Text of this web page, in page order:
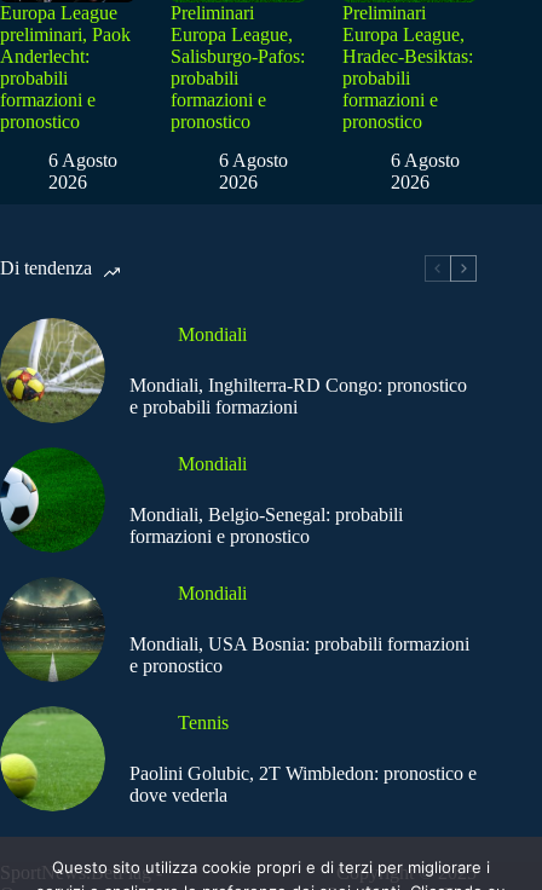
Europa League
preliminari, Paok
Anderlecht:
probabili
formazioni e
pronostico
6 Agosto
2026
Preliminari
Europa League,
Salisburgo-Pafos:
probabili
formazioni e
pronostico
6 Agosto
2026
Preliminari
Europa League,
Hradec-Besiktas:
probabili
formazioni e
pronostico
6 Agosto
2026
Di tendenza
Mondiali
Mondiali, Inghilterra-RD Congo: pronostico
e probabili formazioni
Mondiali
Mondiali, Belgio-Senegal: probabili
formazioni e pronostico
Mondiali
Mondiali, USA Bosnia: probabili formazioni
e pronostico
Tennis
Paolini Golubic, 2T Wimbledon: pronostico e
dove vederla
SportNews.BetFlag -
Copyright © 2025
Questo sito utilizza cookie propri e di terzi per migliorare i